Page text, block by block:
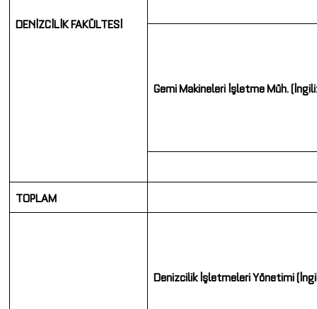
DENİZCİLİK FAKÜLTESİ
Gemi Makineleriİşletme Müh.
TOPLAM
DenizcilikİşletmeleriYönetimi